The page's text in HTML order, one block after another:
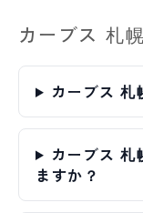
カーブス 札
カーブス 札
カーブス 札
ますか？